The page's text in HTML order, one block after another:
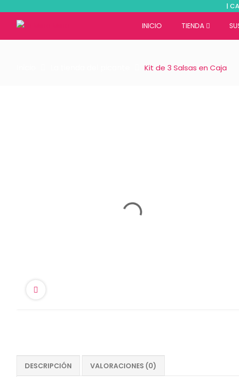
|
INICIO TIENDA
Kit de 3 Salsas en Caja
DESCRIPCIÓN VALORACIONES (0)